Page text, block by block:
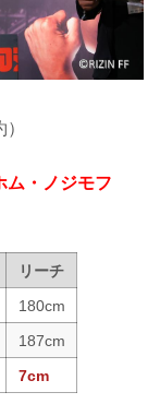
ム・ノジモフ
リーチ
180cm
187cm
7cm